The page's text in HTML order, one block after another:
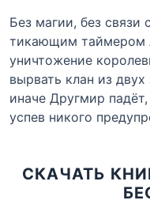
Без магии, без
тикающим таймером
уничтожение
вырвать клан из
иначе Другмир
успев никого
СКАЧАТЬ